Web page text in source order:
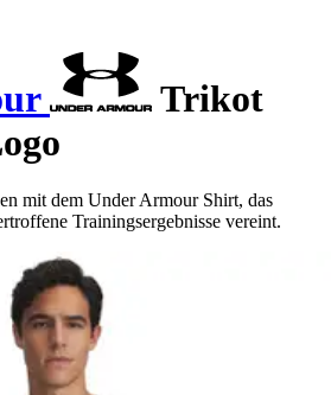
Trikot
mit dem Under Armour Shirt, das
Trainingsergebnisse vereint.